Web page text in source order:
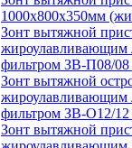
1000х800х350мм
Зонт вытяжной
жироулавливающим
фильтром ЗВ-П08/
Зонт вытяжной
жироулавливающим
фильтром ЗВ-О12/
Зонт вытяжной